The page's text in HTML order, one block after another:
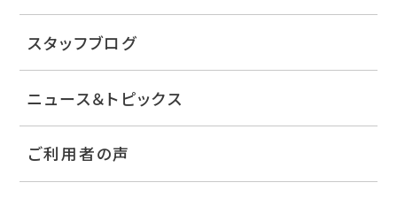
スタッフブログ
ニュース＆トピックス
ご利用者の声